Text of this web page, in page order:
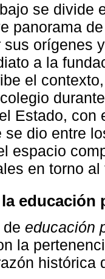
se divide
panorama
sus orígenes
a la
el
Estado, con
se dio entre
espacio
en torno al
educación
educación
la
histórica